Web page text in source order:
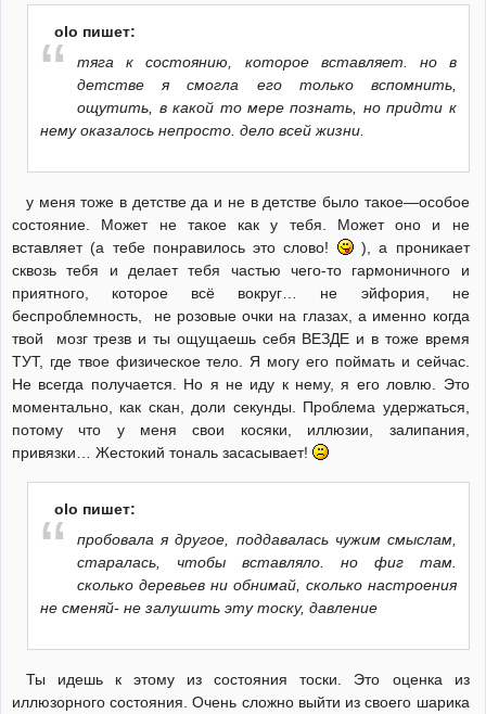
olo пишет:
тяга к состоянию, которое вставляет. но в
детстве я смогла его только вспомнить,
ощутить, в какой то мере познать, но придти к
нему оказалось непросто. дело всей жизни.
у меня тоже в детстве да и не в детстве было такое—особое
состояние. Может не такое как у тебя. Может оно и не
вставляет (а тебе понравилось это слово!
), а проникает
сквозь тебя и делает тебя частью чего-то гармоничного и
приятного, которое всё вокруг… не эйфория, не
беспроблемность, не розовые очки на глазах, а именно когда
твой мозг трезв и ты ощущаешь себя ВЕЗДЕ и в тоже время
ТУТ, где твое физическое тело. Я могу его поймать и сейчас.
Не всегда получается. Но я не иду к нему, я его ловлю. Это
моментально, как скан, доли секунды. Проблема удержаться,
потому что у меня свои косяки, иллюзии, залипания,
привязки… Жестокий тональ засасывает!
olo пишет:
пробовала я другое, поддавалась чужим смыслам,
старалась, чтобы вставляло. но фиг там.
сколько деревьев ни обнимай, сколько настроения
не сменяй- не залушить эту тоску, давление
Ты идешь к этому из состояния тоски. Это оценка из
иллюзорного состояния. Очень сложно выйти из своего шарика